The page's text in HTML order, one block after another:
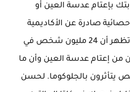
بإعتام عدسة العين أو
صادرة عن الأكاديمية
الأمريكية لطب العيون تظهر أن 24 مليون شخص في
من إعتام عدسة العين وأن ما
شخص يتأثرون بالجلوكوما. لحسن